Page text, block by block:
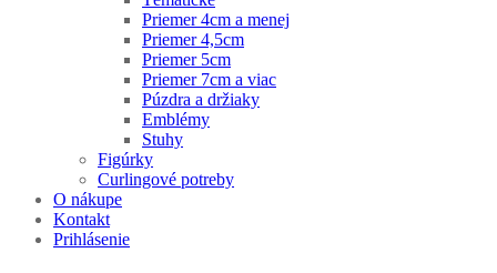
Priemer 4cm a menej
Priemer 4,5cm
Priemer 5cm
Priemer 7cm a viac
Púzdra a držiaky
Emblémy
Stuhy
Figúrky
Curlingové potreby
O nákupe
Kontakt
Prihlásenie